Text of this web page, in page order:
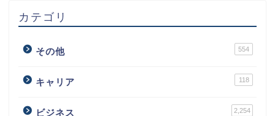
カテゴリ
その他 554
キャリア 118
ビジネス 2,254